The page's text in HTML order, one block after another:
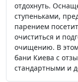
отдохнуть.
ступеньками,
парением
очиститься и
очищению. В этом
бани Киева с
стандартными и